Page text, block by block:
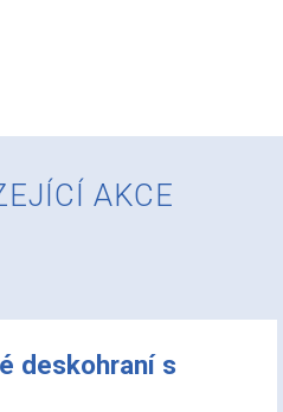
AKCE
deskohraní s